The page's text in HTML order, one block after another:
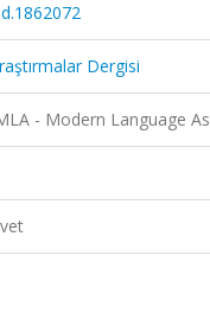
Dergisi
- Modern Language